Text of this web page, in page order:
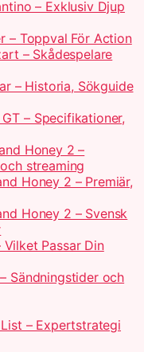
– Exklusiv Djup
– Toppval För Action
– Skådespelare
– Historia, Sökguide
– Specifikationer,
Honey 2 –
streaming
Honey 2 – Premiär,
Honey 2 – Svensk
Passar Din
Sändningstider och
– Expertstrategi